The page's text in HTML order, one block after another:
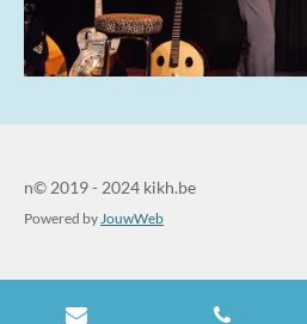
n© 2019 - 2024 kikh.be
Powered by JouwWeb